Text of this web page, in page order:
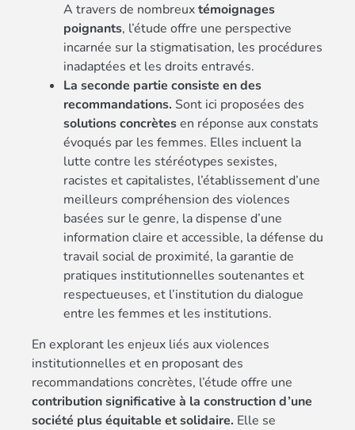
A travers de nombreuxtémoignages
poignants, l’étude offre une perspective
incarnée sur la stigmatisation, les procédures
inadaptées et les droits entravés.
La seconde partie consiste en des
recommandations. Sont ici proposées des
solutions concrètesen réponse aux constats
évoqués par les femmes. Elles incluent la
lutte contre les stéréotypes sexistes,
racistes et capitalistes, l’établissement d’une
meilleurs compréhension des violences
basées sur le genre, la dispense d’une
information claire et accessible, la défense du
travail social de proximité, la garantie de
pratiques institutionnelles soutenantes et
respectueuses, et l’institution du dialogue
entre les femmes et les institutions.
En explorant les enjeux liés aux violences
institutionnelles et en proposant des
recommandations concrètes, l’étude offre une
contribution significative à la construction d’une
société plus équitable et solidaire. Elle se